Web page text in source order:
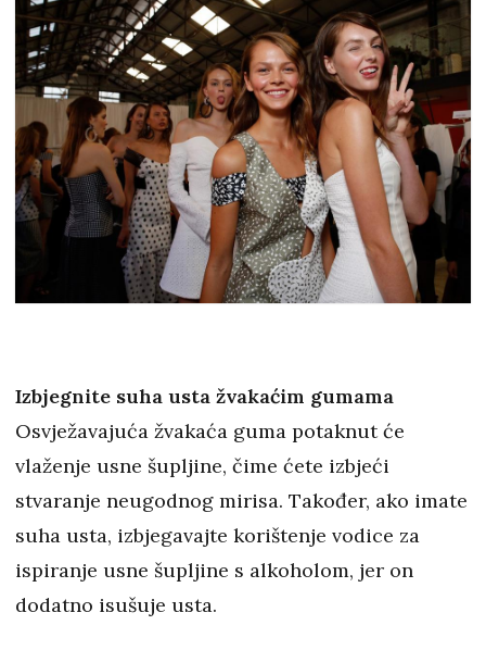
Izbjegnite suha usta žvakaćim gumama
Osvježavajuća žvakaća guma potaknut će
vlaženje usne šupljine, čime ćete izbjeći
stvaranje neugodnog mirisa. Također, ako imate
suha usta, izbjegavajte korištenje vodice za
ispiranje usne šupljine s alkoholom, jer on
dodatno isušuje usta.